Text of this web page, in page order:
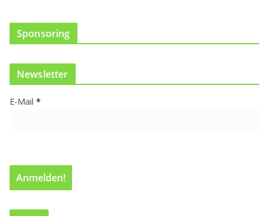
V
i
t
f
D
Sponsoring
Newsletter
E-Mail *